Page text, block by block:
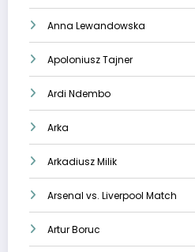
Anna Lewandowska
Apoloniusz Tajner
Ardi Ndembo
Arka
Arkadiusz Milik
Arsenal vs. Liverpool Match
Artur Boruc